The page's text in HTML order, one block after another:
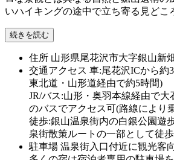
いハイキングの途中で立ち寄る見どこ
続きを読む
住所 山形県尾花沢市大字銀山新
交通アクセス 車:尾花沢ICから約
東北道・山形道経由で約5時間)
JR/バス:山形・奥羽本線経由で大
のバスでアクセス可(路線により
徒歩:銀山温泉街内の白銀公園遊
泉街散策ルートの一部として徒
駐車場 温泉街入口付近に観光客